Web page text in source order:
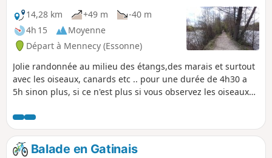
14,28 km
+49 m
-40 m
4h 15
Moyenne
Départ à Mennecy (Essonne)
Jolie randonnée au milieu des étangs,des marais et surtout
avec les oiseaux, canards etc .. pour une durée de 4h30 a
5h sinon plus, si ce n'est plus si vous observez les oiseaux
Balade en Gatinais